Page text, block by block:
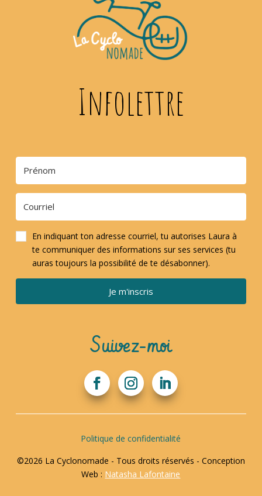
Infolettre
En indiquant ton adresse courriel, tu autorises Laura à
te communiquer des informations sur ses services (tu
auras toujours la possibilité de te désabonner).
Je m'inscris
Suivez-moi
Politique de confidentialité
©2026 La Cyclonomade - Tous droits réservés - Conception
Web : Natasha Lafontaine